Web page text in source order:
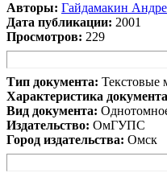
Авторы: Гайдамакин
Дата публикации: 2001
Просмотров: 229
Тип документа: Текстовые
Характеристика
Вид документа:
Издательство: ОмГУПС
Город издательства: Омск